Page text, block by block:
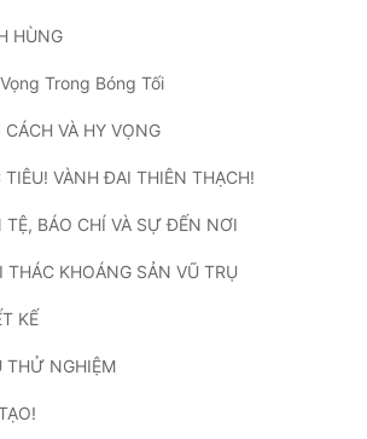
HÙNG
Trong Bóng Tối
VÀ HY VỌNG
VÀNH ĐAI THIÊN THẠCH!
BÁO CHÍ VÀ SỰ ĐẾN NƠI
KHOÁNG SẢN VŨ TRỤ
KẾ
THỬ NGHIỆM